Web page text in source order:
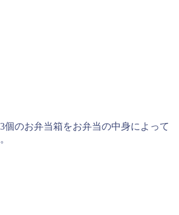
個のお弁当箱をお弁当の中身によって